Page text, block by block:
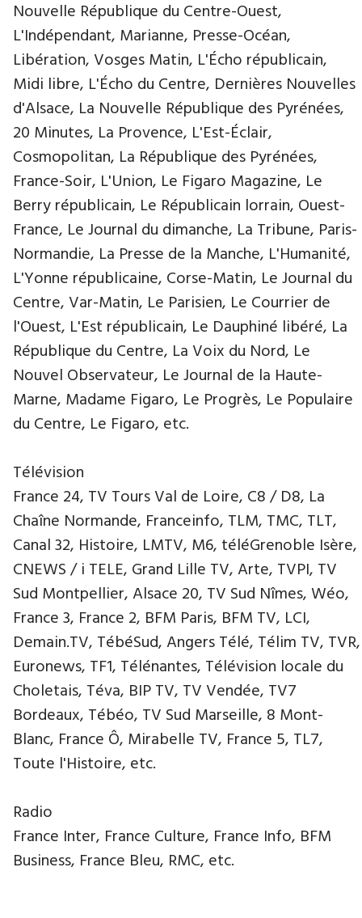
Nouvelle République du Centre-Ouest,
L'Indépendant, Marianne, Presse-Océan,
Libération, Vosges Matin, L'Écho républicain,
Midi libre, L'Écho du Centre, Dernières Nouvelles
d'Alsace, La Nouvelle République des Pyrénées,
20 Minutes, La Provence, L'Est-Éclair,
Cosmopolitan, La République des Pyrénées,
France-Soir, L'Union, Le Figaro Magazine, Le
Berry républicain, Le Républicain lorrain, Ouest-
France, Le Journal du dimanche, La Tribune, Paris-
Normandie, La Presse de la Manche, L'Humanité,
L'Yonne républicaine, Corse-Matin, Le Journal du
Centre, Var-Matin, Le Parisien, Le Courrier de
l'Ouest, L'Est républicain, Le Dauphiné libéré, La
République du Centre, La Voix du Nord, Le
Nouvel Observateur, Le Journal de la Haute-
Marne, Madame Figaro, Le Progrès, Le Populaire
du Centre, Le Figaro, etc.
Télévision
France 24, TV Tours Val de Loire, C8 / D8, La
Chaîne Normande, Franceinfo, TLM, TMC, TLT,
Canal 32, Histoire, LMTV, M6, téléGrenoble Isère,
CNEWS / i TELE, Grand Lille TV, Arte, TVPI, TV
Sud Montpellier, Alsace 20, TV Sud Nîmes, Wéo,
France 3, France 2, BFM Paris, BFM TV, LCI,
Demain.TV, TébéSud, Angers Télé, Télim TV, TVR,
Euronews, TF1, Télénantes, Télévision locale du
Choletais, Téva, BIP TV, TV Vendée, TV7
Bordeaux, Tébéo, TV Sud Marseille, 8 Mont-
Blanc, France Ô, Mirabelle TV, France 5, TL7,
Toute l'Histoire, etc.
Radio
France Inter, France Culture, France Info, BFM
Business, France Bleu, RMC, etc.